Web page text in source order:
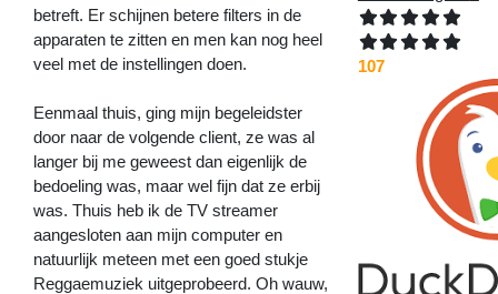
betreft. Er schijnen betere filters in de
apparaten te zitten en men kan nog heel
veel met de instellingen doen.
Eenmaal thuis, ging mijn begeleidster
door naar de volgende client, ze was al
langer bij me geweest dan eigenlijk de
bedoeling was, maar wel fijn dat ze erbij
was. Thuis heb ik de TV streamer
aangesloten aan mijn computer en
natuurlijk meteen met een goed stukje
Reggaemuziek uitgeprobeerd. Oh wauw,
107